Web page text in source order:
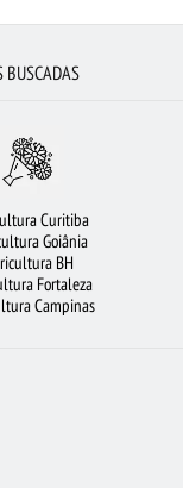
BUSCADAS
Curitiba
Goiânia
BH
Fortaleza
Campinas